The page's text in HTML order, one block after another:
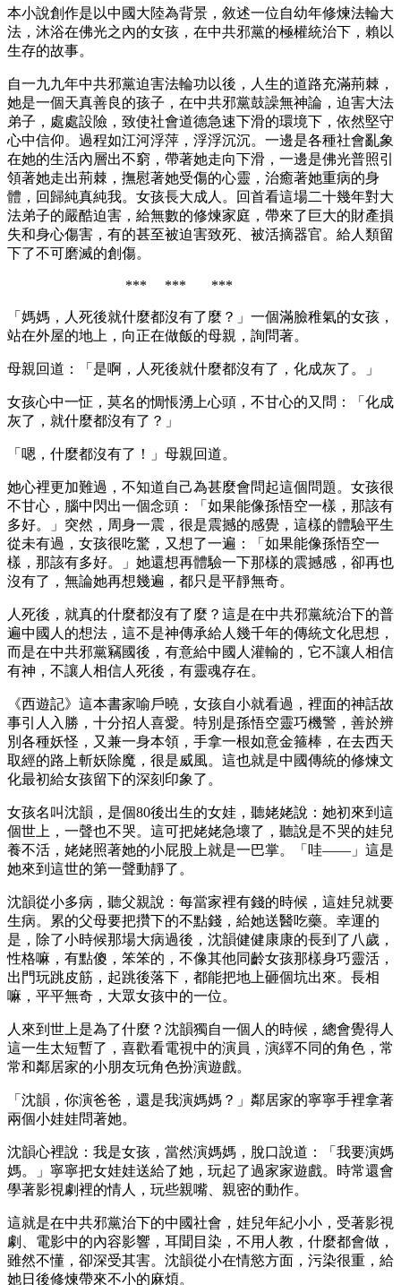
本小說創作是以中國大陸為背景，敘述一位自幼年修煉法輪大
法，沐浴在佛光之內的女孩，在中共邪黨的極權統治下，賴以
生存的故事。
自一九九年中共邪黨迫害法輪功以後，人生的道路充滿荊棘，
她是一個天真善良的孩子，在中共邪黨鼓譟無神論，迫害大法
弟子，處處設險，致使社會道德急速下滑的環境下，依然堅守
心中信仰。過程如江河浮萍，浮浮沉沉。一邊是各種社會亂象
在她的生活內層出不窮，帶著她走向下滑，一邊是佛光普照引
領著她走出荊棘，撫慰著她受傷的心靈，治癒著她重病的身
體，回歸純真純我。女孩長大成人。回首看這場二十幾年對大
法弟子的嚴酷迫害，給無數的修煉家庭，帶來了巨大的財產損
失和身心傷害，有的甚至被迫害致死、被活摘器官。給人類留
下了不可磨滅的創傷。
*** *** ***
「媽媽，人死後就什麼都沒有了麼？」一個滿臉稚氣的女孩，
站在外屋的地上，向正在做飯的母親，詢問著。
母親回道：「是啊，人死後就什麼都沒有了，化成灰了。」
女孩心中一怔，莫名的惆悵湧上心頭，不甘心的又問：「化成
灰了，就什麼都沒有了？」
「嗯，什麼都沒有了！」母親回道。
她心裡更加難過，不知道自己為甚麼會問起這個問題。女孩很
不甘心，腦中閃出一個念頭：「如果能像孫悟空一樣，那該有
多好。」突然，周身一震，很是震撼的感覺，這樣的體驗平生
從未有過，女孩很吃驚，又想了一遍：「如果能像孫悟空一
樣，那該有多好。」她還想再體驗一下那樣的震撼感，卻再也
沒有了，無論她再想幾遍，都只是平靜無奇。
人死後，就真的什麼都沒有了麼？這是在中共邪黨統治下的普
遍中國人的想法，這不是神傳承給人幾千年的傳統文化思想，
而是在中共邪黨竊國後，有意給中國人灌輸的，它不讓人相信
有神，不讓人相信人死後，有靈魂存在。
《西遊記》這本書家喻戶曉，女孩自小就看過，裡面的神話故
事引人入勝，十分招人喜愛。特別是孫悟空靈巧機警，善於辨
別各種妖怪，又兼一身本領，手拿一根如意金箍棒，在去西天
取經的路上斬妖除魔，很是威風。這也就是中國傳統的修煉文
化最初給女孩留下的深刻印象了。
女孩名叫沈韻，是個80後出生的女娃，聽姥姥說：她初來到這
個世上，一聲也不哭。這可把姥姥急壞了，聽說是不哭的娃兒
養不活，姥姥照著她的小屁股上就是一巴掌。「哇——」這是
她來到這世的第一聲動靜了。
沈韻從小多病，聽父親說：每當家裡有錢的時候，這娃兒就要
生病。累的父母要把攢下的不點錢，給她送醫吃藥。幸運的
是，除了小時候那場大病過後，沈韻健健康康的長到了八歲，
性格嘛，有點傻，笨笨的，不像其他同齡女孩那樣身巧靈活，
出門玩跳皮筋，起跳後落下，都能把地上砸個坑出來。長相
嘛，平平無奇，大眾女孩中的一位。
人來到世上是為了什麼？沈韻獨自一個人的時候，總會覺得人
這一生太短暫了，喜歡看電視中的演員，演繹不同的角色，常
常和鄰居家的小朋友玩角色扮演遊戲。
「沈韻，你演爸爸，還是我演媽媽？」鄰居家的寧寧手裡拿著
兩個小娃娃問著她。
沈韻心裡說：我是女孩，當然演媽媽，脫口說道：「我要演媽
媽。」寧寧把女娃娃送給了她，玩起了過家家遊戲。時常還會
學著影視劇裡的情人，玩些親嘴、親密的動作。
這就是在中共邪黨治下的中國社會，娃兒年紀小小，受著影視
劇、電影中的內容影響，耳聞目染，不用人教，什麼都會做，
雖然不懂，卻深受其害。沈韻從小在情慾方面，污染很重，給
她日後修煉帶來不小的麻煩。